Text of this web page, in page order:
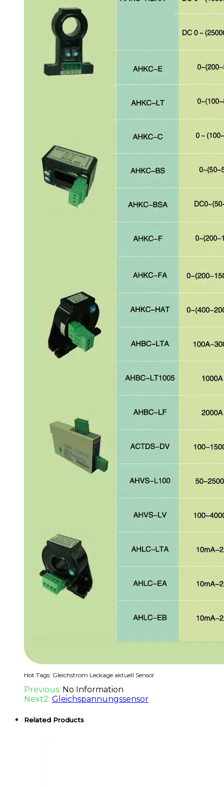
Hot Tags: Gleichstrom Leckage aktuell Sensor
Previous: No Information
Next2: Gleichspannungssensor
Related Products